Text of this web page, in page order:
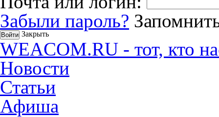
Забыли пароль?
Закрыть
WEACOM.RU - тот, кто
Новости
Статьи
Афиша